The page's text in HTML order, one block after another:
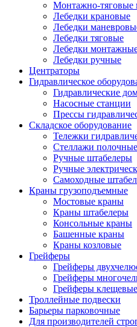
Монтажно-тяговые
Лебедки крановые
Лебедки
Лебедки тяговые
Лебедки
Лебедки ручные
Центраторы
Гидравлическое
Гидравлические
Насосные станции
Прессы
Складское оборудование
Тележки
Cтеллажи полочные
Ручные штабелеры
Ручные
Самоходные
Краны грузоподъемные
Мостовые краны
Краны штабелеры
Консольные краны
Башенные краны
Краны козловые
Грейферы
Грейферы
Грейферы
Грейферы клещевые
Троллейные подвески
Барьеры парковочные
Для производителей